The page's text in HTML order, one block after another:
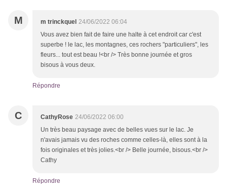
M m trinckquel 24/06/2022 06:04
Vous avez bien fait de faire une halte à cet endroit car c'est
superbe ! le lac, les montagnes, ces rochers "particuliers", les
fleurs... tout est beau !<br /> Très bonne journée et gros
bisous à vous deux.
Répondre
C CathyRose 24/06/2022 06:00
Un très beau paysage avec de belles vues sur le lac. Je
n'avais jamais vu des roches comme celles-là, elles sont à la
fois originales et très jolies.<br /> Belle journée, bisous.<br />
Cathy
Répondre